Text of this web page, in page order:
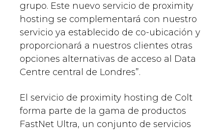
grupo. Este nuevo servicio de proximity
hosting se complementará con nuestro
servicio ya establecido de co-ubicación y
proporcionará a nuestros clientes otras
opciones alternativas de acceso al Data
Centre central de Londres”.
El servicio de proximity hosting de Colt
forma parte de la gama de productos
FastNet Ultra, un conjunto de servicios